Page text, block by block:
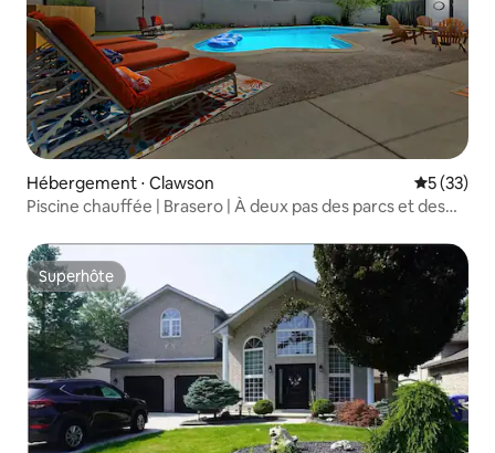
Hébergement ⋅ Clawson
5 (33)
Piscine chauffée | Brasero | À deux pas des parcs et des
Superhôte
Superhôte